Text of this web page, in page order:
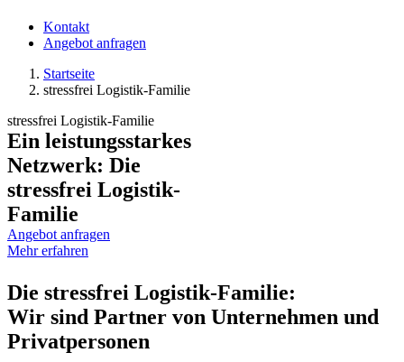
Kontakt
Angebot anfragen
Startseite
stressfrei Logistik-Familie
stressfrei Logistik-Familie
Ein leistungsstarkes
Netzwerk: Die
stressfrei Logistik-
Familie
Angebot anfragen
Mehr erfahren
Die stressfrei Logistik-Familie:
Wir sind Partner von Unternehmen und
Privatpersonen